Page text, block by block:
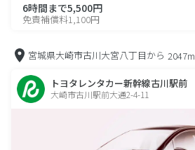
6時間まで5,500円
免責補償料1,100円
宮城県大崎市古川大宮八丁目から 2047m
トヨタレンタカー新幹線古川駅前
大崎市古川駅前大通2-4-11